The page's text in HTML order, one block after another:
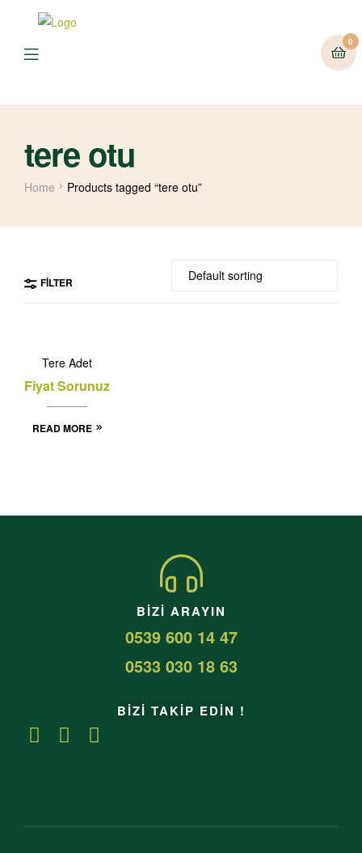
0
tere otu
Home Products tagged “tere otu”
FILTER
Tere Adet
Fiyat Sorunuz
READ MORE
BIZI ARAYIN
0539 600 14 47
0533 030 18 63
BİZİ TAKİP EDİN !